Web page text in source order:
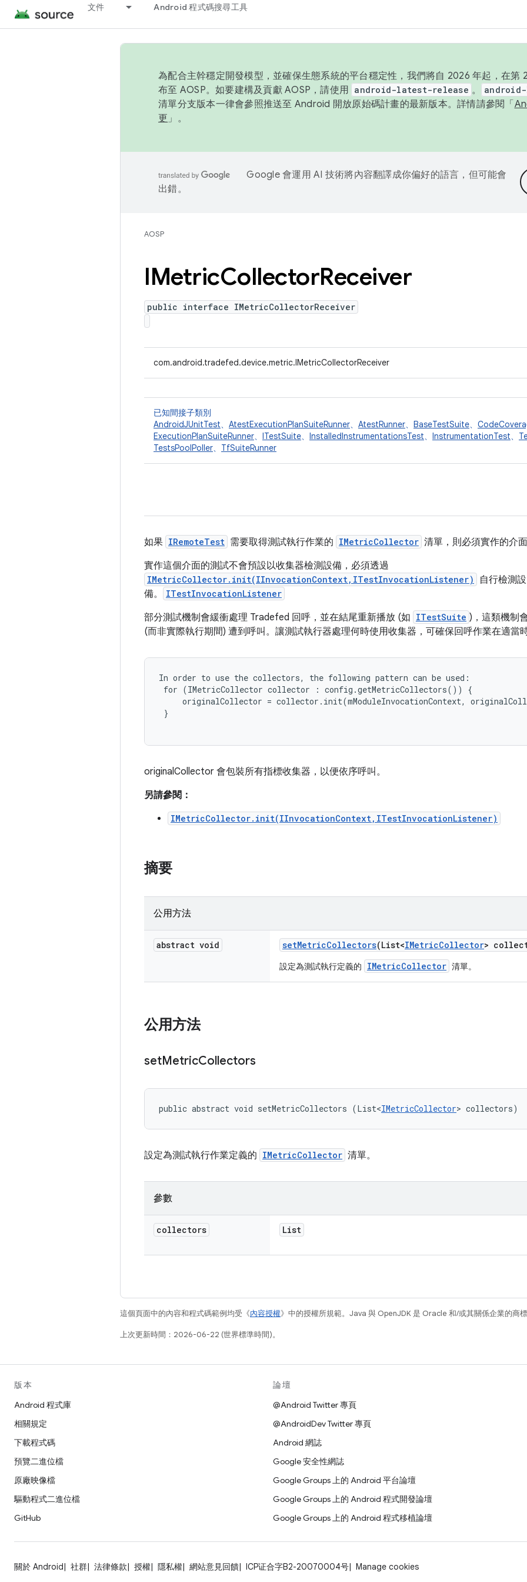
文件 Android 程式碼搜尋工具
為配合主幹穩定開發模型，並確保生態系統的平台穩定性，我們將自 2026 年起，在第
布至 AOSP。如要建構及貢獻 AOSP，請使用 android-latest-release 。
清單分支版本一律會參照推送至 Android 開放原始碼計畫的最新版本。詳情請參閱「
更 」。
Google 會運用 AI 技術將內容翻譯成你偏好的語言，但可能會
出錯。
AOSP
IMetricCollectorReceiver
public interface IMetricCollectorReceiver
com.android.tradefed.device.metric.IMetricCollectorReceiver
已知間接子類別
AndroidJUnitTest、 AtestExecutionPlanSuiteRunner、 AtestRunner、 BaseTestSuite、
ExecutionPlanSuiteRunner、 ITestSuite、 InstalledInstrumentationsTest、 InstrumentationTest、
TestsPoolPoller、 TfSuiteRunner
如果 IRemoteTest 需要取得測試執行作業的 IMetricCollector 清單，則必須實作的介面
實作這個介面的測試不會預設以收集器檢測設備，必須透過
IMetricCollector.init(IInvocationContext,ITestInvocationListener)
自行檢測設
備。
ITestInvocationListener
部分測試機制會緩衝處理 Tradefed 回呼，並在結尾重新播放 (如 ITestSuite )，這類機制
(而非實際執行期間) 遭到呼叫。讓測試執行器處理何時使用收集器，可確保回呼作業在適當時
In order to use the collectors, the following pattern can be used:
for (IMetricCollector collector : config.getMetricCollectors()) {
originalCollector = collector.init(mModuleInvocationContext,
}
originalCollector 會包裝所有指標收集器，以便依序呼叫。
另請參閱：
IMetricCollector.init(IInvocationContext,ITestInvocationListener)
摘要
公用方法
abstract void setMetricCollectors(List<IMetricCollector>
設定為測試執行定義的 IMetricCollector 清單。
公用方法
setMetricCollectors
public abstract void setMetricCollectors (List<IMetricCollector> collectors)
設定為測試執行作業定義的 IMetricCollector 清單。
參數
collectors List
這個頁面中的內容和程式碼範例均受《內容授權》中的授權所規範。Java 與 OpenJDK 是 Oracle 和/或其關係企業的商標
上次更新時間：2026-06-22 (世界標準時間)。
版本
Android 程式庫
相關規定
下載程式碼
預覽二進位檔
原廠映像檔
驅動程式二進位檔
GitHub
論壇
@Android Twitter 專頁
@AndroidDev Twitter 專頁
Android 網誌
Google 安全性網誌
Google Groups 上的 Android 平台論壇
Google Groups 上的 Android 程式開發論壇
Google Groups 上的 Android 程式移植論壇
關於 Android 社群 法律條款 授權 隱私權 網站意見回饋 ICP证合字B2-20070004号 Manage cookies